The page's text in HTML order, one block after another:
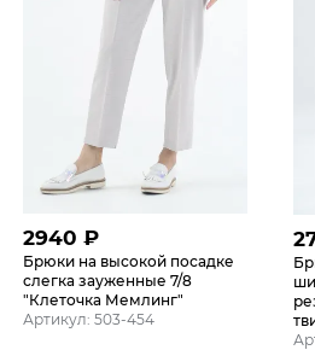
2940 ₽
Брюки на высокой посадке
слегка зауженные 7/8
"Клеточка Мемлинг"
Артикул: 503-454